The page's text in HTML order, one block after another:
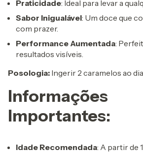
Praticidade: Ideal para levar a
Sabor Inigualável: Um doce que
com prazer.
Performance Aumentada:
resultados visíveis.
Posologia: Ingerir 2 caramelos ao dia.
Informações
Importantes:
Idade Recomendada: A partir de